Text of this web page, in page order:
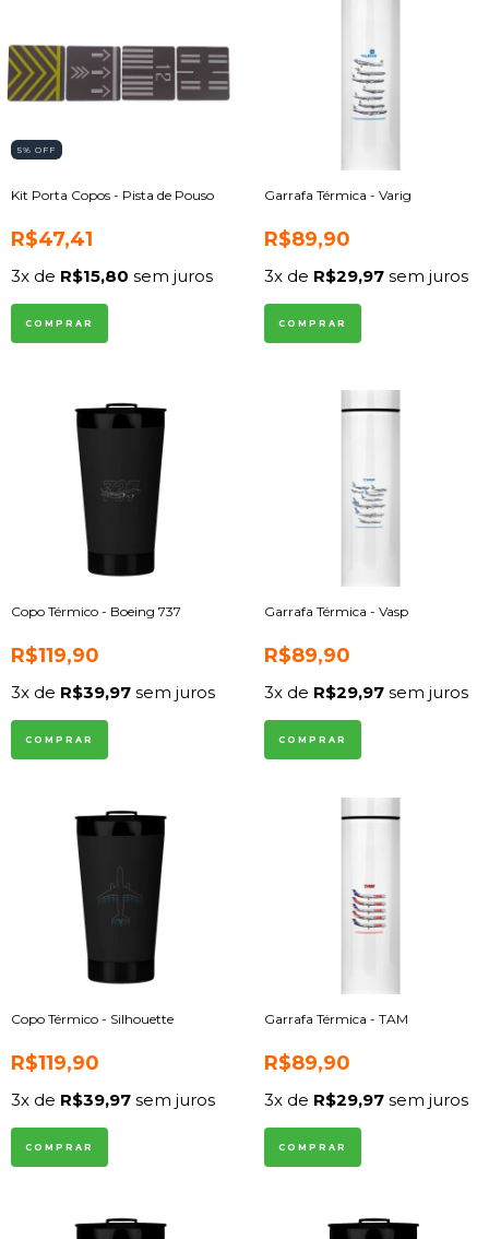
5% OFF
Kit Porta Copos - Pista de Pouso
R$47,41
3x de R$15,80 sem juros
Garrafa Térmica - Varig
R$89,90
3x de R$29,97sem juros
COMPRAR
Copo Térmico - Boeing 737
R$119,90
3x de R$39,97 sem juros
COMPRAR
Garrafa Térmica - Vasp
R$89,90
3x de R$29,97sem juros
COMPRAR
Copo Térmico - Silhouette
R$119,90
3x de R$39,97 sem juros
COMPRAR
Garrafa Térmica - TAM
R$89,90
3x de R$29,97sem juros
COMPRAR